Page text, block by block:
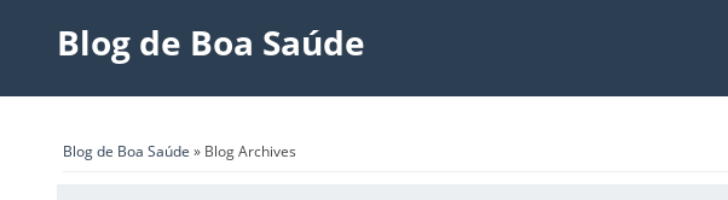
Blog de Boa Saúde
Blog de Boa Saúde » Blog Archives